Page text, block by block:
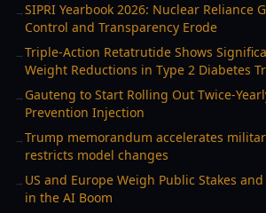
→SIPRI Yearbook 2026: Nuclear Reliance
Control and Transparency Erode
→Triple-Action Retatrutide Shows
Weight Reductions in Type 2 Diabetes
→ Gauteng to Start Rolling Out Twice-
Prevention Injection
→Trump memorandum accelerates
restricts model changes
→ US and Europe Weigh Public Stakes
in the AI Boom